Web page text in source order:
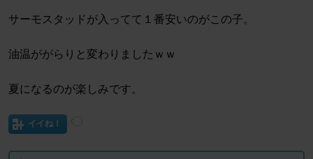
サーモスタッドが入ってて１番安いのがこの子。
油温ががらりと変わりましたｗｗ
夏になるのが楽しみです。
イイね！